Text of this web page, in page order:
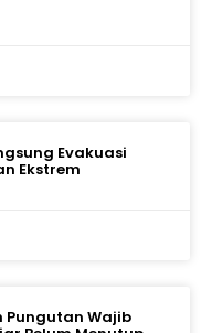
Evakuasi
Ekstrem
Pungutan Wajib